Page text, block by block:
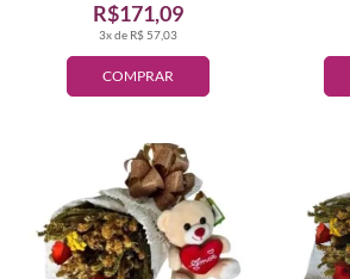
COMPRAR
3x de R$ 57,03
R$171,09